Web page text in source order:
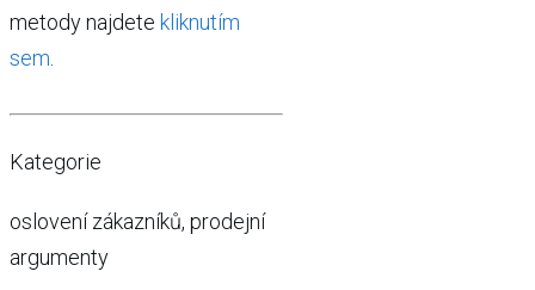
metody najdete kliknutím
sem
Kategorie
oslovení zákazníků, prodejní
argumenty